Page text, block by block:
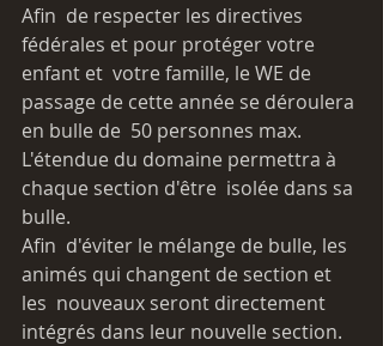
Afin  de respecter les directives
fédérales et pour protéger votre
enfant et  votre famille, le WE de
passage de cette année se déroulera
en bulle de  50 personnes max.
L'étendue du domaine permettra à
chaque section d'être  isolée dans sa
bulle.
Afin  d'éviter le mélange de bulle, les
animés qui changent de section et
les  nouveaux seront directement
intégrés dans leur nouvelle section.